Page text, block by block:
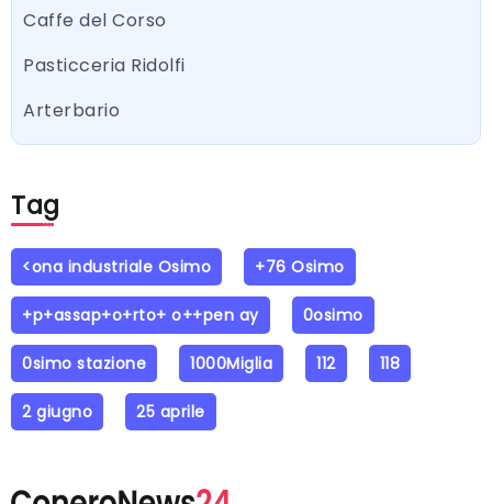
Caffe del Corso
Pasticceria Ridolfi
Arterbario
Tag
<ona industriale Osimo +76 Osimo
+p+assap+o+rto+ o++pen ay 0osimo
0simo stazione 1000Miglia 112 118
2 giugno 25 aprile